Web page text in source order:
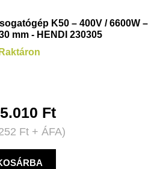
K50 – 400V / 6600W –
mm - HENDI 230305
Raktáron
Ft
Ft+ ÁFA)